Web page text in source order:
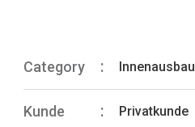
Category Innenausbau
Kunde Privatkunde